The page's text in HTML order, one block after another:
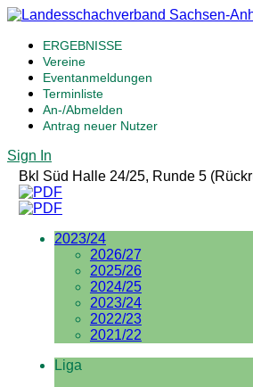
ERGEBNISSE
Vereine
Eventanmeldungen
Terminliste
An-/Abmelden
Antrag neuer Nutzer
Sign In
Bkl Süd Halle 24/25, Runde 5
2023/24
2026/27
2025/26
2024/25
2023/24
2022/23
2021/22
Liga